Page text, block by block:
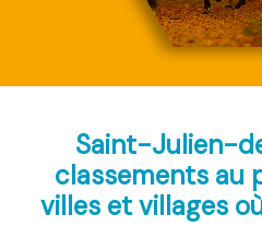
Saint-Julien-
classements au
villes et villages